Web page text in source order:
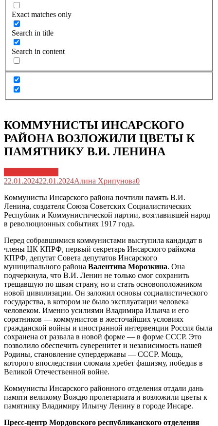
Exact matches only
Search in title
Search in content
КОММУНИСТЫ ИНСАРСКОГО
РАЙОНА ВОЗЛОЖИЛИ ЦВЕТЫ К
ПАМЯТНИКУ В.И. ЛЕНИНА
22.01.202422.01.2024Алина Хрипунова0
Коммунисты Инсарского района почтили память В.И.
Ленина, создателя Союза Советских Социалистических
Республик и Коммунистической партии, возглавившей народ
в революционных событиях 1917 года.
Перед собравшимися коммунистами выступила кандидат в
члены ЦК КПРФ, первый секретарь Инсарского райкома
КПРФ, депутат Совета депутатов Инсарского
муниципального района Валентина Морозкина. Она
подчеркнула, что В.И. Ленин не только смог сохранить
трещавшую по швам страну, но и стать основоположником
новой цивилизации. Он заложил основы социалистического
государства, в котором не было эксплуатации человека
человеком. Именно усилиями Владимира Ильича и его
соратников — коммунистов в жесточайших условиях
гражданской войны и иностранной интервенции Россия была
сохранена от развала в новой форме — в форме СССР. Это
позволило обеспечить суверенитет и независимость нашей
Родины, становление супердержавы — СССР. Мощь,
которого впоследствии сломала хребет фашизму, победив в
Великой Отечественной войне.
Коммунисты Инсарского районного отделения отдали дань
памяти великому Вождю пролетариата и возложили цветы к
памятнику Владимиру Ильичу Ленину в городе Инсаре.
Пресс-центр Мордовского республиканского отделения